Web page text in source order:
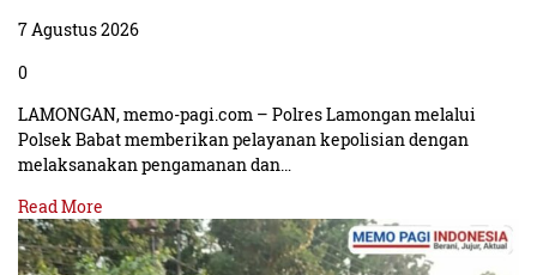
7 Agustus 2026
0
LAMONGAN, memo-pagi.com – Polres Lamongan melalui
Polsek Babat memberikan pelayanan kepolisian dengan
melaksanakan pengamanan dan…
Read More